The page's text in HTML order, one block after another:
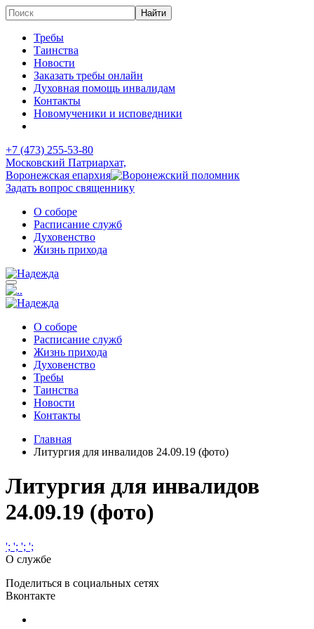
Требы
Таинства
Новости
Заказать требы онлайн
Духовная помощь инвалидам
Контакты
Новомученики и исповедники
+7 (473) 255-53-80
Московский Патриархат,
Воронежская епархия
Задать вопрос священнику
О соборе
Расписание служб
Духовенство
Жизнь прихода
О соборе
Расписание служб
Жизнь прихода
Духовенство
Требы
Таинства
Новости
Контакты
Главная
Литургия для инвалидов 24.09.19 (фото)
Литургия для инвалидов
24.09.19 (фото)
'; '; '; ';
О службе
Поделиться в социальных сетях
Вконтакте